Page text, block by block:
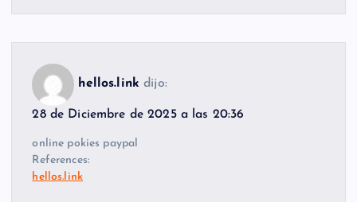
hellos.link dijo:
28 de Diciembre de 2025 a las 20:36
online pokies paypal
References:
hellos.link